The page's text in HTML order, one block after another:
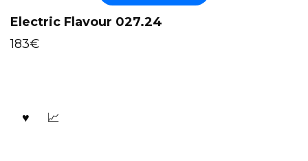
Electric Flavour 027.24
183€